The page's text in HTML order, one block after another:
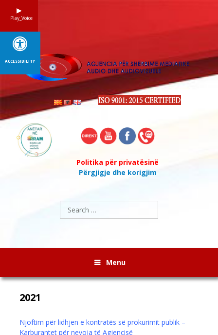
Politika për privatësinë
Përgjigje dhe korigjim
Search
for:
Menu
2021
Njoftim për lidhjen e kontratës së prokurimit publik –
Karburantet për nevoja të Agjencisë
Play_Voice
ACCESSIBILITY